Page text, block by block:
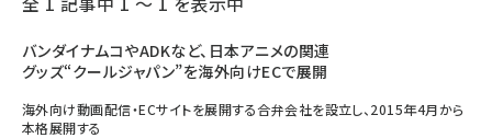
yahoo (1896)
楽天 (1865)
ecbeing (1204)
バンダイナムコやADKなど、日本アニメの関連
グッズ“クールジャパン”を海外向けECで展開
海外向け動画配信・ECサイトを展開する合弁会社を設立し、2015年4月から
本格展開する